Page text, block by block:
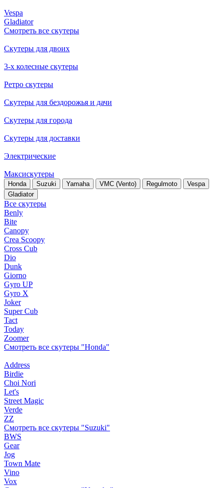
Vespa
Gladiator
Смотреть все скутеры
Скутеры для двоих
3-х колесные скутеры
Ретро скутеры
Скутеры для бездорожья и дачи
Скутеры для города
Скутеры для доставки
Электрические
Максискутеры
Honda Suzuki Yamaha VMC (Vento) Regulmoto
Vespa
Gladiator
Все скутеры
Benly
Bite
Canopy
Crea Scoopy
Cross Cub
Dio
Dunk
Giorno
Gyro UP
Gyro X
Joker
Super Cub
Tact
Today
Zoomer
Смотреть все скутеры "Honda"
Address
Birdie
Choi Nori
Let's
Street Magic
Verde
ZZ
Смотреть все скутеры "Suzuki"
BWS
Gear
Jog
Town Mate
Vino
Vox